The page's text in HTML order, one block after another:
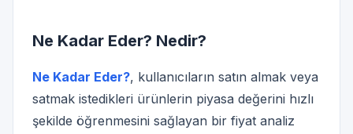
Ne Kadar Eder? Nedir?
Ne Kadar Eder?, kullanıcıların satın almak veya
satmak istedikleri ürünlerin piyasa değerini hızlı
şekilde öğrenmesini sağlayan bir fiyat analiz